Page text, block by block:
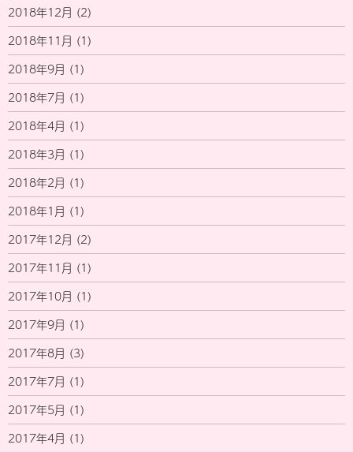
2018年12月 (2)
2018年11月 (1)
2018年9月 (1)
2018年7月 (1)
2018年4月 (1)
2018年3月 (1)
2018年2月 (1)
2018年1月 (1)
2017年12月 (2)
2017年11月 (1)
2017年10月 (1)
2017年9月 (1)
2017年8月 (3)
2017年7月 (1)
2017年5月 (1)
2017年4月 (1)